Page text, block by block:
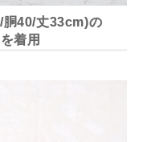
胴40/丈33cm)の
着用